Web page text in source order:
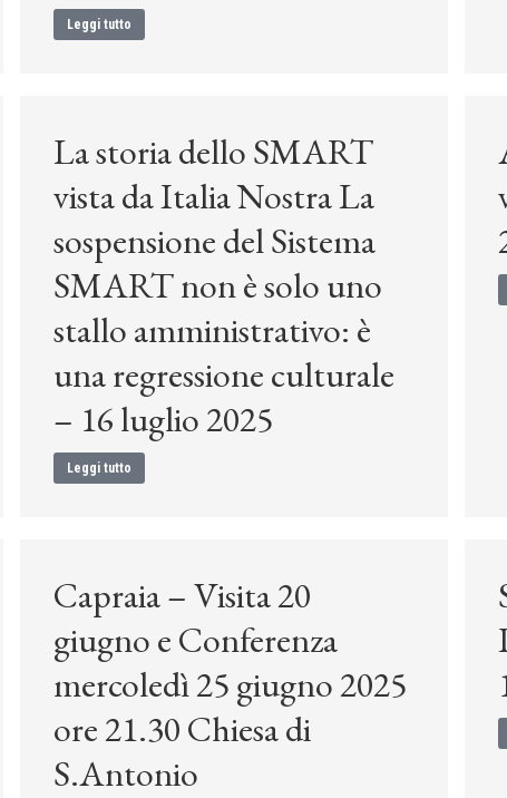
Leggi tutto
La storia dello SMART
vista da Italia Nostra La
sospensione del Sistema
SMART non è solo uno
stallo amministrativo: è
una regressione culturale
– 16 luglio 2025
Leggi tutto
Capraia – Visita 20
giugno e Conferenza
mercoledì 25 giugno 2025
ore 21.30 Chiesa di
S.Antonio